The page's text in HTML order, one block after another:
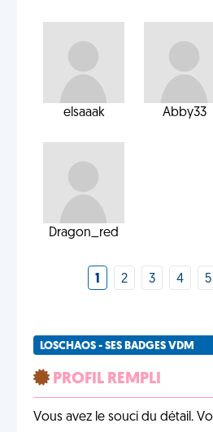
elsaaak Abby33
Dragon_red
1 2 3 4 5
LOSCHAOS - SES BADGES VDM
PROFIL REMPLI
Vous avez le souci du détail.